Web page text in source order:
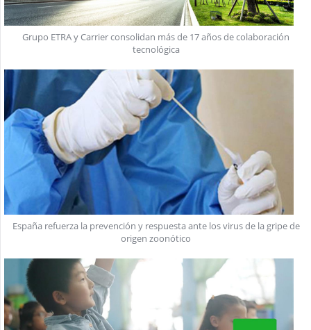
Grupo ETRA y Carrier consolidan más de 17 años de colaboración
tecnológica
España refuerza la prevención y respuesta ante los virus de la gripe de
origen zoonótico